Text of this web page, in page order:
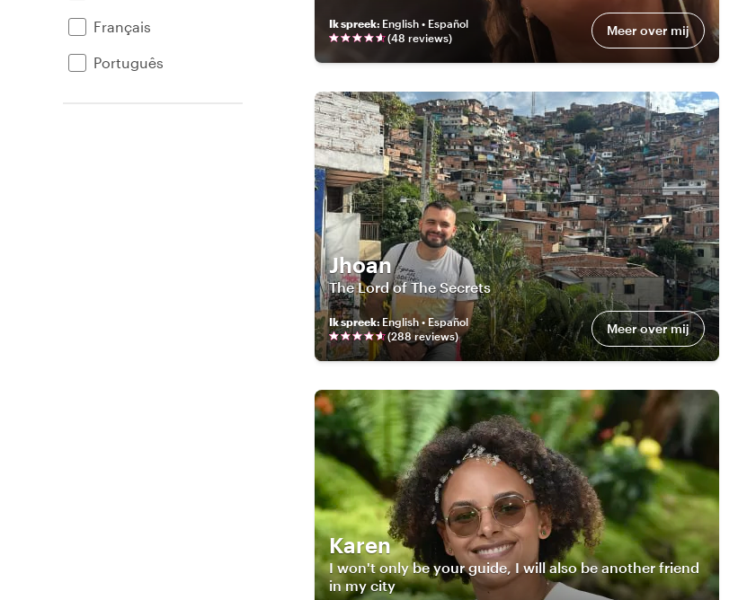
Français
Português
Ik spreek: English • Español
(48 reviews) Meer over mij
Jhoan
The Lord of The Secrets
Ik spreek: English • Español
(288reviews) Meer over mij
Karen
I won't only be your guide, I will also be another friend
in my city